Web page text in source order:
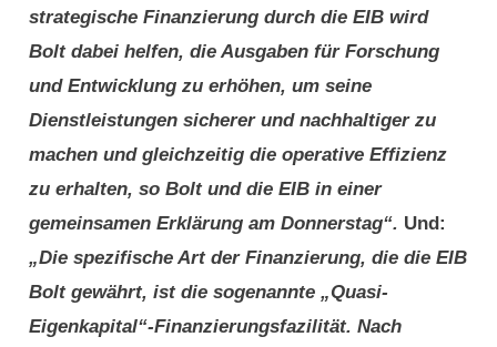
strategische Finanzierung durch die EIB wird
Bolt dabei helfen, die Ausgaben für Forschung
und Entwicklung zu erhöhen, um seine
Dienstleistungen sicherer und nachhaltiger zu
machen und gleichzeitig die operative Effizienz
zu erhalten, so Bolt und die EIB in einer
gemeinsamen Erklärung am Donnerstag“. Und:
„Die spezifische Art der Finanzierung, die die EIB
Bolt gewährt, ist die sogenannte „Quasi-
Eigenkapital“-Finanzierungsfazilität. Nach